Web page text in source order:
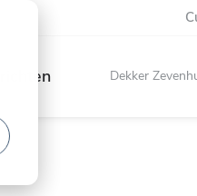
Store
Dekker